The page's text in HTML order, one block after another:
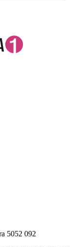
5052 092